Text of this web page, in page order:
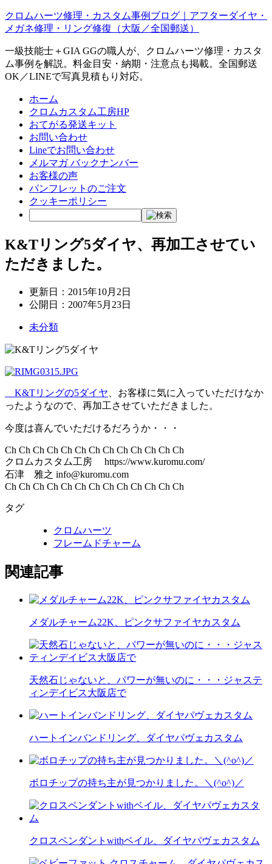
クロムハーツ修理・カスタム事例ブログ｜アフターダイヤ・
メガネ修理・リング修復（大阪／全国郵送）
一級技能士＋GIA GGの職人が、クロムハーツ修理・カスタ
ム事例を解説。料金目安・納期・注意点も掲載。全国郵送
OK／LINEで写真見積もり対応。
ホーム
クロムカスタム工房HP
おてがる発送キット
お問い合わせ
Lineでお問い合わせ
メルマガ バックナンバー
お客様の声
パンフレットのご注文
クッキーポリシー
K&Tリング5ダイヤ、再加工させてい
ただきました。
更新日： 2015年10月2日
公開日： 2007年5月23日
未分類
K&Tリングの5ダイヤ 、お客様に気に入っていただけなか
ったようなので、再加工させていただきました。
今度は喜んでいただけるだろうか・・・
Ch Ch Ch Ch Ch Ch Ch Ch Ch Ch Ch Ch Ch
クロムカスタム工房 https://www.kuromu.com/
石津 雅之 info@kuromu.com
Ch Ch Ch Ch Ch Ch Ch Ch Ch Ch Ch Ch Ch
タグ
クロムハーツ
フレームドチャーム
関連記事
メダルチャーム22K、ピンクサファイヤカスタム
天然石じゃないと、パワーが無いのに・・・ジャステ
ィンデイビス大阪店で
ハートインバンドリング、ダイヤパヴェカスタム
ボロチップの持ち主が見つかりました。＼(^o^)／
クロスペンダントwithベイル、ダイヤパヴェカスタム